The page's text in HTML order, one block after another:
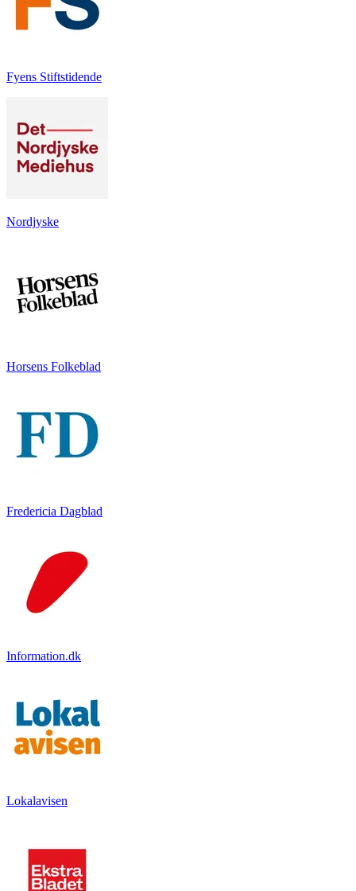
Fyens Stiftstidende
Nordjyske
Horsens Folkeblad
Fredericia Dagblad
Information.dk
Lokalavisen